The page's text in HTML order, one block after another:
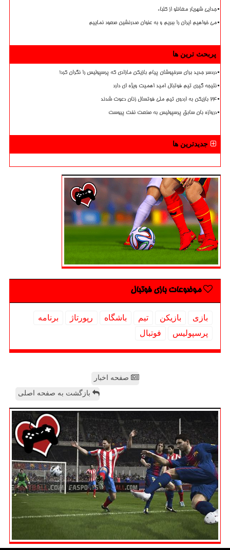
جدایی شهریار مغانلو از کلباء
می خواهیم ایران را ببریم و به عنوان صدرنشین صعود نماییم
پربحث ترین ها
دردسر جدید برای سرخپوشان پیام بازیکن مازادی که پرسپولیس را نگران کرد!
نتیجه گیری تیم فوتبال امید اهمیت ویژه ای دارد
۲۴ بازیکن به اردوی تیم ملی فوتسال زنان دعوت شدند
دروازه بان سابق پرسپولیس به صنعت نفت پیوست
جدیدترین ها
موضوعات بازی فوتبال
بازی بازیكن تیم باشگاه رپورتاژ
برنامه
پرسپولیس
فوتبال
صفحه اخبار
بازگشت به صفحه اصلی